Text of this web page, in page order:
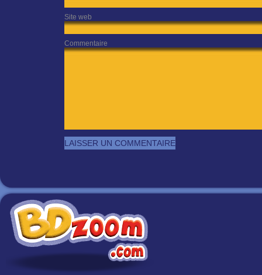
Site web
Commentaire